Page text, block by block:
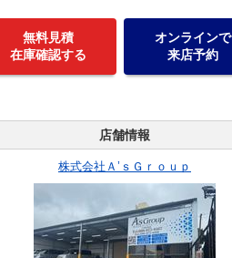
無料見積
在庫確認する
オンラインで
来店予約
店舗情報
株式会社Ａ’ｓＧｒｏｕｐ